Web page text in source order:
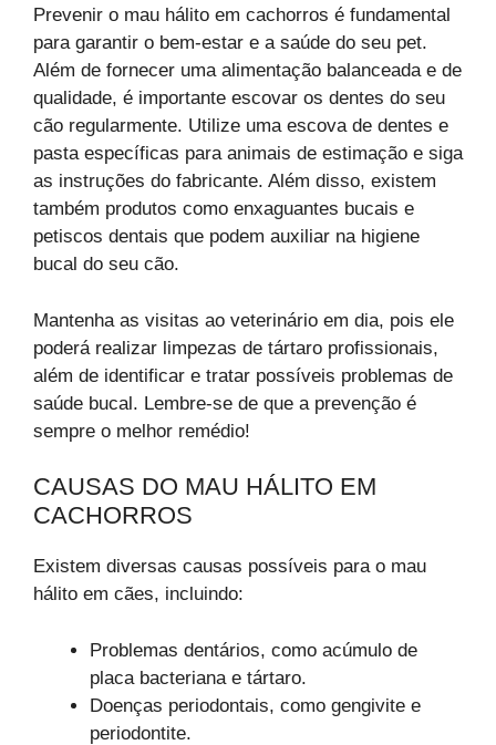
Prevenir o mau hálito em cachorros é fundamental
para garantir o bem-estar e a saúde do seu pet.
Além de fornecer uma alimentação balanceada e de
qualidade, é importante escovar os dentes do seu
cão regularmente. Utilize uma escova de dentes e
pasta específicas para animais de estimação e siga
as instruções do fabricante. Além disso, existem
também produtos como enxaguantes bucais e
petiscos dentais que podem auxiliar na higiene
bucal do seu cão.
Mantenha as visitas ao veterinário em dia, pois ele
poderá realizar limpezas de tártaro profissionais,
além de identificar e tratar possíveis problemas de
saúde bucal. Lembre-se de que a prevenção é
sempre o melhor remédio!
CAUSAS DO MAU HÁLITO EM
CACHORROS
Existem diversas causas possíveis para o mau
hálito em cães, incluindo:
Problemas dentários, como acúmulo de
placa bacteriana e tártaro.
Doenças periodontais, como gengivite e
periodontite.